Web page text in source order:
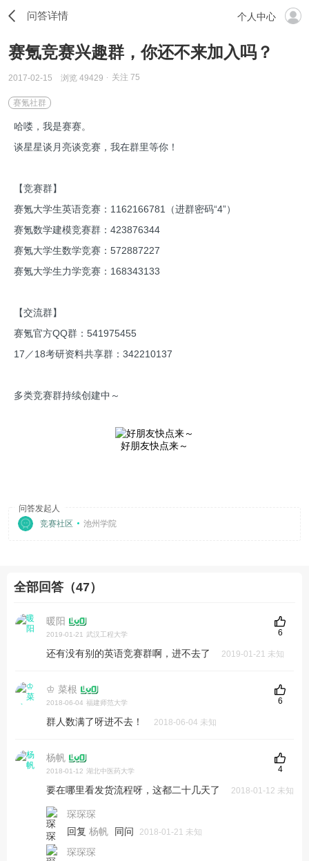
问答详情 个人中心
赛氪竞赛兴趣群，你还不来加入吗？
2017-02-15 浏览 49429 关注 75
赛氪社群
哈喽，我是赛赛。
谈星星谈月亮谈竞赛，我在群里等你！
【竞赛群】
赛氪大学生英语竞赛：1162166781（进群密码“4”）
赛氪数学建模竞赛群：423876344
赛氪大学生数学竞赛：572887227
赛氪大学生力学竞赛：168343133
【交流群】
赛氪官方QQ群：541975455
17／18考研资料共享群：342210137
多类竞赛群持续创建中～
好朋友快点来～
问答发起人
竞赛社区
池州学院
全部回答（47）
暖阳
2019-01-21 武汉工程大学
2019-01-21 未知
6
♔ 菜根
2018-06-04 福建师范大学
2018-06-04 未知
6
杨帆
2018-01-12 湖北中医药大学
2018-01-12 未知
4
琛琛琛
回复 杨帆 同问 2018-01-21 未知
琛琛琛